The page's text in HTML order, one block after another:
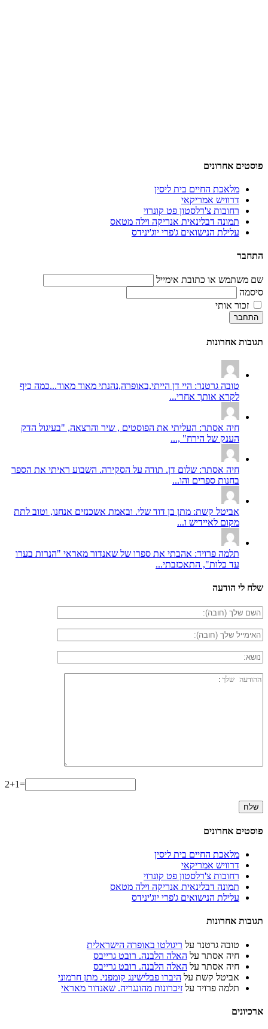
פוסטים אחרונים
מלאכת החיים בית ליסין
דרוויש אמריקאי
רחובות צ'רלסטון פט קונרוי
תמונה דבלינאית אנריקה וילה מטאס
עלילת הנישואים ג'פרי יוג'ינידס
התחבר
שם משתמש או כתובת אימייל
סיסמה
זכור אותי
התחבר
תגובות אחרונות
טובה גרטנר: היי דן הייתי,באופרה,נהנתי מאוד מאוד...כמה כיף
לקרא אותך אחרי...
חיה אסתר: העליתי את הפוסטים , שיר והרצאה, "בעיגול הדק
הענק של הירח" ,...
חיה אסתר: שלום דן. תודה על הסקירה. השבוע ראיתי את הספר
בחנות ספרים והו...
אביטל קשת: מתן בן דוד שלי. ובאמת אשכנזים אנחנו, וטוב לתת
מקום לאיידיש ו...
תלמה פרויד: אהבתי את ספרו של שאנדור מאראי "הנרות בערו
עד כלות", התאכזבתי...
שלח לי הודעה
2+1=
פוסטים אחרונים
מלאכת החיים בית ליסין
דרוויש אמריקאי
רחובות צ'רלסטון פט קונרוי
תמונה דבלינאית אנריקה וילה מטאס
עלילת הנישואים ג'פרי יוג'ינידס
תגובות אחרונות
טובה גרטנר על ריגולטו באופרה הישראלית
חיה אסתר על האלה הלבנה. רובט גרייבס
חיה אסתר על האלה הלבנה. רובט גרייבס
אביטל קשת על היברו פבלישינג קומפני. מתן חרמוני
תלמה פרויד על זיכרונות מהונגריה. שאנדור מאראי
ארכיונים